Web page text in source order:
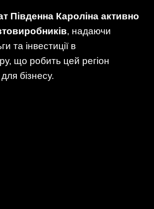
Південна Кароліна активно
, надаючи
та інвестиції в
що робить цей регіон
бізнесу.